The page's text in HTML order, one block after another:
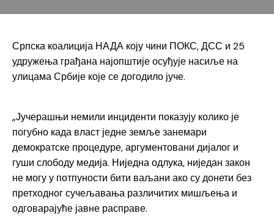
Српска коалиција НАДА коју чини ПОКС, ДСС и 25
удружења грађана најопштије осуђује насиље на
улицама Србије које се догодило јуче.
„Јучерашњи немили инциденти показују колико је
погубно када власт једне земље занемари
демократске процедуре, аргументовани дијалог и
гуши слободу медија. Ниједна одлука, ниједан закон
не могу у потпуности бити ваљани ако су донети без
претходног сучељавања различитих мишљења и
одговарајуће јавне расправе.